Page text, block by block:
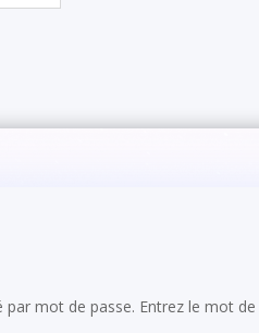
par mot de passe. Entrez le mot